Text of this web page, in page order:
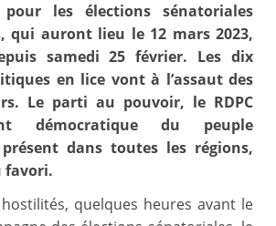
pour les élections sénatoriales
qui auront lieu le 12 mars 2023,
samedi 25 février. Les dix
en lice vont à l’assaut des
Le parti au pouvoir, le RDPC
démocratique du peuple
dans toutes les régions,
favori.
quelques heures avant le